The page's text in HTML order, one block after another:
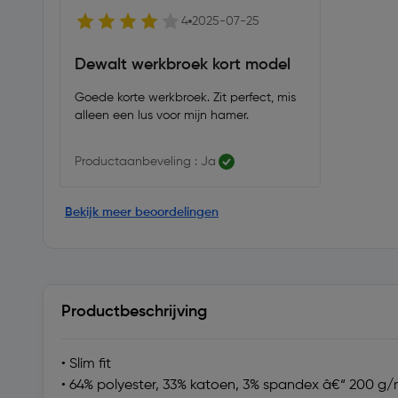
4 2025-07-25
Dewalt werkbroek kort model
Goede korte werkbroek. Zit perfect, mis
alleen een lus voor mijn hamer.
Productaanbeveling : Ja
Bekijk meer beoordelingen
Productbeschrijving
• Slim fit
• 64% polyester, 33% katoen, 3% spandex â€“ 200 g/